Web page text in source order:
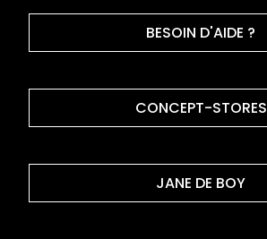
BESOIN D'AIDE ?
CONCEPT-STORES
JANE DE BOY